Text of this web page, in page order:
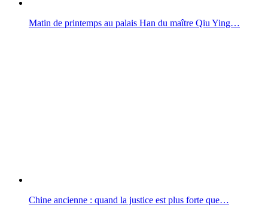
Matin de printemps au palais Han du maître Qiu Ying…
Chine ancienne : quand la justice est plus forte que…